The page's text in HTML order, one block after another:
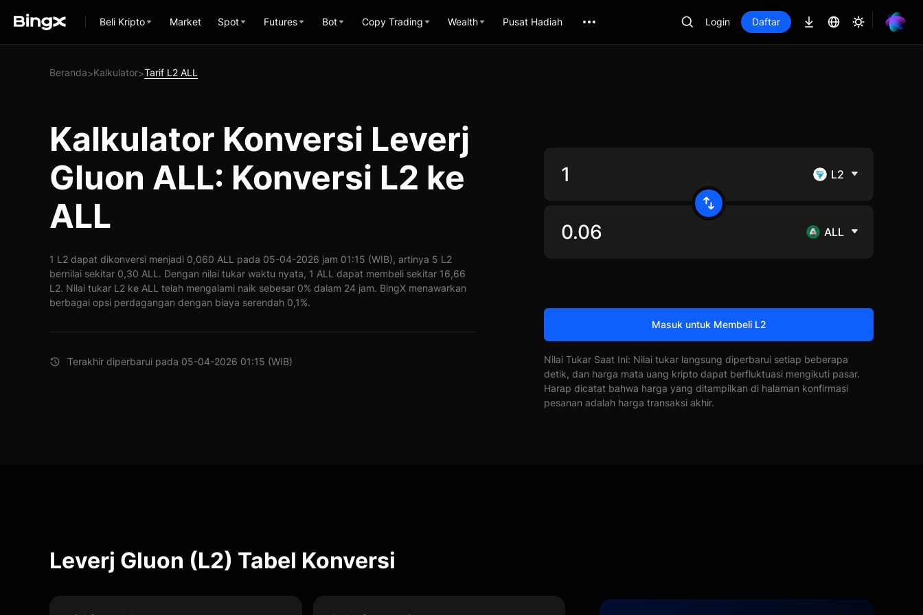
Beli Kripto Market Spot Futures Bot Copy Trading Wealth Pusat Hadiah Login Daftar
Beranda>Kalkulator>Tarif L2 ALL
Kalkulator Konversi Leverj
Gluon ALL: Konversi L2 ke
ALL
1 L2 dapat dikonversi menjadi 0,060 ALL pada 05-04-2026 jam 01:15 (WIB), artinya 5 L2
bernilai sekitar 0,30 ALL. Dengan nilai tukar waktu nyata, 1 ALL dapat membeli sekitar 16,66
L2. Nilai tukar L2 ke ALL telah mengalami naik sebesar 0% dalam 24 jam. BingX menawarkan
berbagai opsi perdagangan dengan biaya serendah 0,1%.
Terakhir diperbarui pada 05-04-2026 01:15 (WIB)
L2
ALL
Masuk untuk Membeli L2
Nilai Tukar Saat Ini: Nilai tukar langsung diperbarui setiap beberapa
detik, dan harga mata uang kripto dapat berfluktuasi mengikuti pasar.
Harap dicatat bahwa harga yang ditampilkan di halaman konfirmasi
pesanan adalah harga transaksi akhir.
Leverj Gluon (L2) Tabel Konversi